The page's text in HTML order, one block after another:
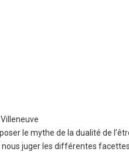
le mythe de la dualité de
nous juger les différentes